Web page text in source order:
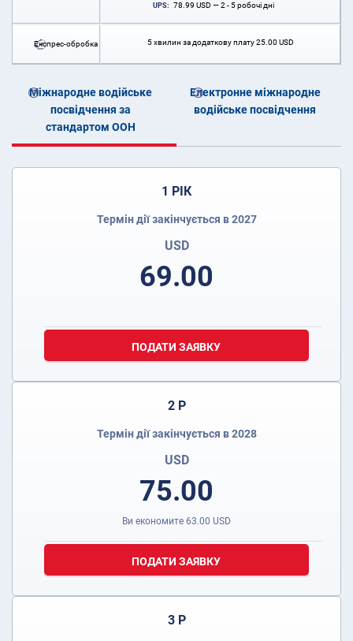
UPS: 78.99 USD — 2 - 5 робочі дні
Експрес-обробка 5 хвилин за додаткову плату25.00 USD
Міжнародне водійське
посвідчення за
стандартом ООН
Електронне міжнародне
водійське посвідчення
1 РІК
Термін дії закінчується в 2027
USD
69.00
ПОДАТИ ЗАЯВКУ
2 Р
Термін дії закінчується в 2028
USD
75.00
Ви економите 63.00 USD
ПОДАТИ ЗАЯВКУ
3 Р